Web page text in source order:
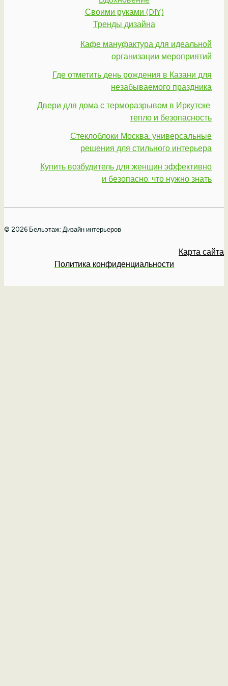
Своими руками (DIY)
Тренды дизайна
Кафе мануфактура для идеальной
организации мероприятий
Где отметить день рождения в Казани для
незабываемого праздника
Двери для дома с терморазрывом в Иркутске:
тепло и безопасность
Стеклоблоки Москва: универсальные
решения для стильного интерьера
Купить возбудитель для женщин эффективно
и безопасно: что нужно знать
© 2026 Бельэтаж: Дизайн интерьеров
Карта сайта
Политика конфиденциальности